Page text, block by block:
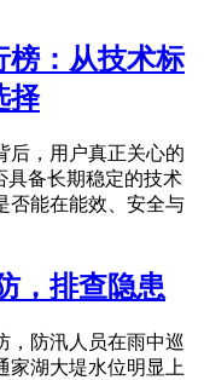
榜：从技术标
择
后，用户真正关心的
具备长期稳定的技术
否能在能效、安全与
，排查隐患
，防汛人员在雨中巡
家湖大堤水位明显上